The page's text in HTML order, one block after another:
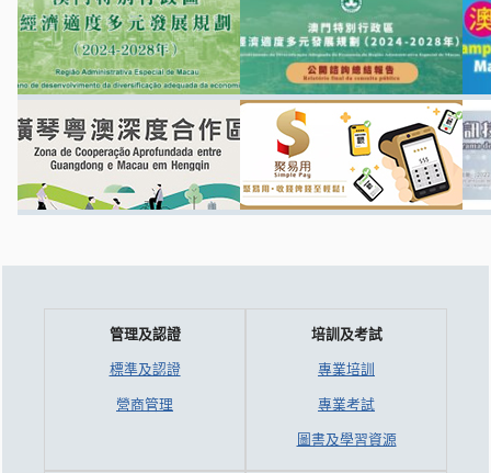
管理及認證
標準及認證
營商管理
培訓及考試
專業培訓
專業考試
圖書及學習資源